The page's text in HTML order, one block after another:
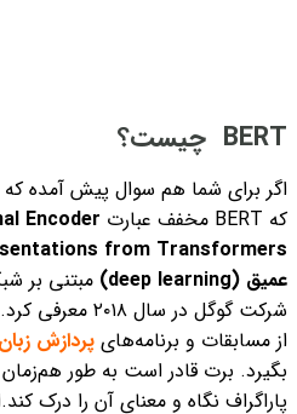
BERT چیست؟
که BERT مخفف عبارت
Encoder
from Transformers
عمیق (deep learning)
مبتنی بر
شرکت گوگل در
از مسابقات و برنامه‌های پردازش
بگیرد. برت قادر است به طور
پاراگراف نگاه و معنای آن را درک کند.